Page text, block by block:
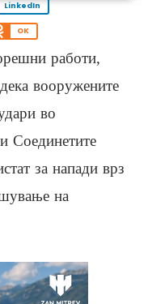
LinkedIn
OK
работи,
вооружените
во
Соединетите
за напади врз
на